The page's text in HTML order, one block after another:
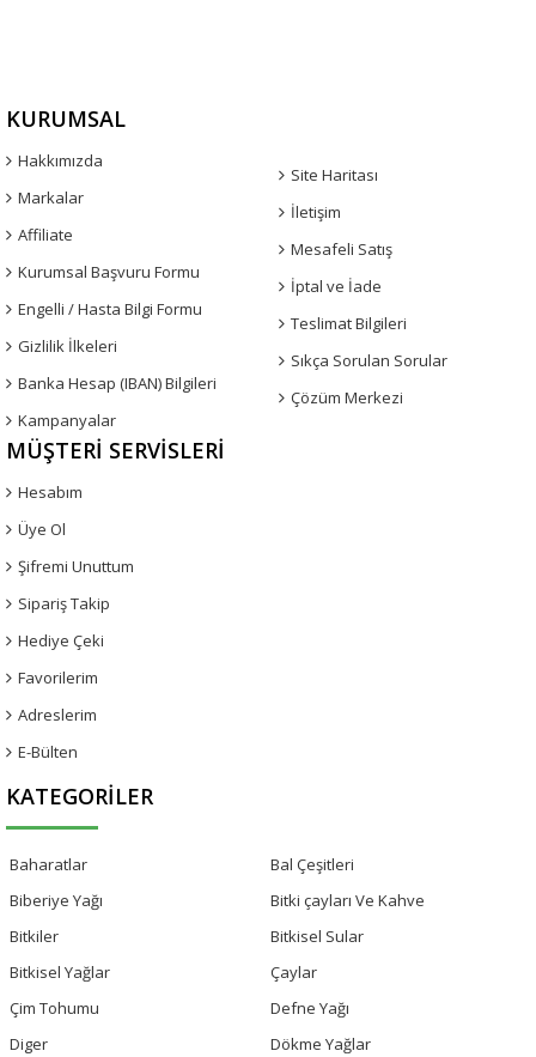
KURUMSAL
Hakkımızda
Markalar
Affiliate
Kurumsal Başvuru Formu
Engelli / Hasta Bilgi Formu
Gizlilik İlkeleri
Banka Hesap (IBAN) Bilgileri
Kampanyalar
Site Haritası
İletişim
Mesafeli Satış
İptal ve İade
Teslimat Bilgileri
Sıkça Sorulan Sorular
Çözüm Merkezi
MÜŞTERI SERVISLERI
Hesabım
Üye Ol
Şifremi Unuttum
Sipariş Takip
Hediye Çeki
Favorilerim
Adreslerim
E-Bülten
KATEGORILER
Baharatlar
Bal Çeşitleri
Biberiye Yağı
Bitki çayları Ve Kahve
Bitkiler
Bitkisel Sular
Bitkisel Yağlar
Çaylar
Çim Tohumu
Defne Yağı
Diger
Dökme Yağlar